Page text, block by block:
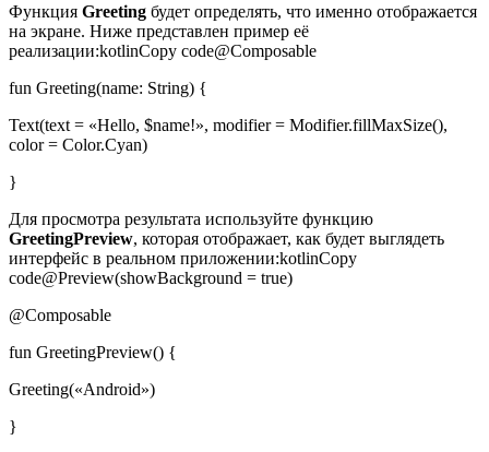
Функция Greeting будет определять, что именно отображается
на экране. Ниже представлен пример её
реализации:kotlinCopy code@Composable
fun Greeting(name: String) {
Text(text = «Hello, $name!», modifier = Modifier.fillMaxSize(),
color = Color.Cyan)
}
Для просмотра результата используйте функцию
GreetingPreview, которая отображает, как будет выглядеть
интерфейс в реальном приложении:kotlinCopy
code@Preview(showBackground = true)
@Composable
fun GreetingPreview() {
Greeting(«Android»)
}